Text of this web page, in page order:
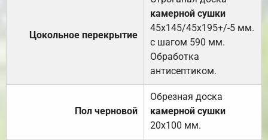
Цокольное перекрытие
камерной сушки
45х145/45х195+/-5 мм.
с шагом 590 мм.
Обработка
антисептиком.
Пол черновой
Обрезная доска
камерной сушки
20х100 мм.